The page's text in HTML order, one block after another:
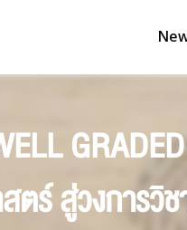
ตร์ สู่วงการวิ